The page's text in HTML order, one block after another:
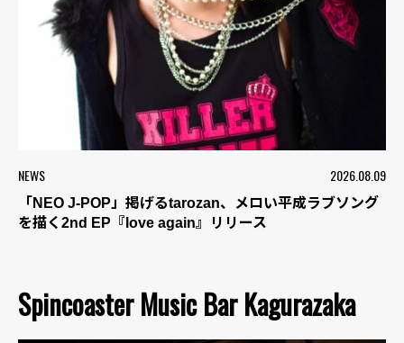
NEWS 2026.08.09
「NEO J-POP」掲げるtarozan、メロい平成ラブソング
を描く2nd EP『love again』リリース
Spincoaster Music Bar Kagurazaka